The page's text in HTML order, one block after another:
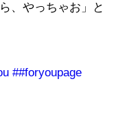
、やっちゃお」と
##foryoupage